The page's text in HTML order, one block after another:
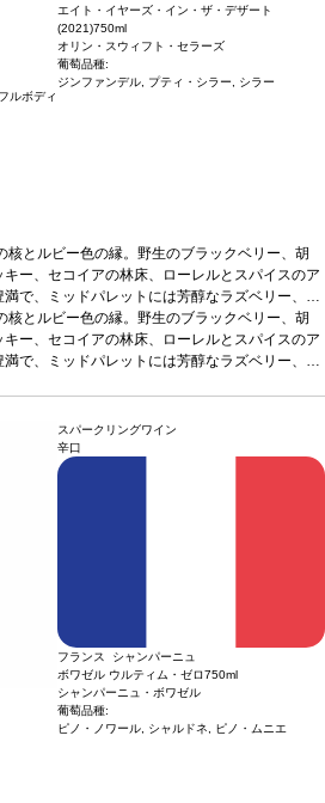
フルボディ
エイト・イヤーズ・イン・ザ・デザート
(2021)750ml
オリン・スウィフト・セラーズ
葡萄品種:
ジンファンデル, プティ・シラー, シラー
核とルビー色の縁。野生のブラックベリー、胡
ー、セコイアの林床、ローレルとスパイスのア
で、ミッドパレットには芳醇なラズベリー、ブ
ーとほのかなカカオを感じる。長い余韻の見事
ークのニュアンスを伴う。合う料理赤肉、ポ
葡萄品種ジンファンデル、プティ・シラー、シ
核とルビー色の縁。野生のブラックベリー、胡
ー、セコイアの林床、ローレルとスパイスのア
で、ミッドパレットには芳醇なラズベリー、ブ
葡萄品種ジンファンデル、プティ・シラー、シ
場合、在庫があり価格が同様の場合は自動的に
ご了承ください。
スパークリングワイン
辛口
フランス シャンパーニュ
ボワゼル ウルティム・ゼロ750ml
シャンパーニュ・ボワゼル
葡萄品種:
ピノ・ノワール, シャルドネ, ピノ・ムニエ